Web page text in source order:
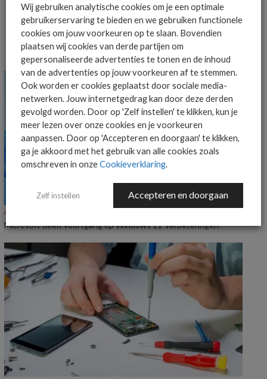
MEER ALGEMEEN IT NIEUWS NIEUWS
ALGEMEEN IT NIEUWS
Microsoft deelt voortgang op Windows 11-verbeteringen
Wij gebruiken analytische cookies om je een optimale
gebruikerservaring te bieden en we gebruiken functionele
cookies om jouw voorkeuren op te slaan. Bovendien
plaatsen wij cookies van derde partijen om
gepersonaliseerde advertenties te tonen en de inhoud
van de advertenties op jouw voorkeuren af te stemmen.
Ook worden er cookies geplaatst door sociale media-
netwerken. Jouw internetgedrag kan door deze derden
gevolgd worden. Door op 'Zelf instellen' te klikken, kun je
meer lezen over onze cookies en je voorkeuren
aanpassen. Door op 'Accepteren en doorgaan' te klikken,
ga je akkoord met het gebruik van alle cookies zoals
omschreven in onzeCookieverklaring.
Zelf instellen Accepteren en doorgaan